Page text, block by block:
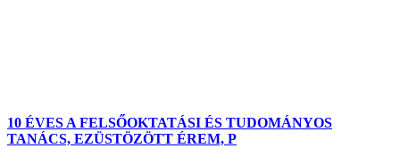
10 ÉVES A FELSŐOKTATÁSI ÉS TUDOMÁNYOS
TANÁCS, EZÜSTÖZÖTT ÉREM, P